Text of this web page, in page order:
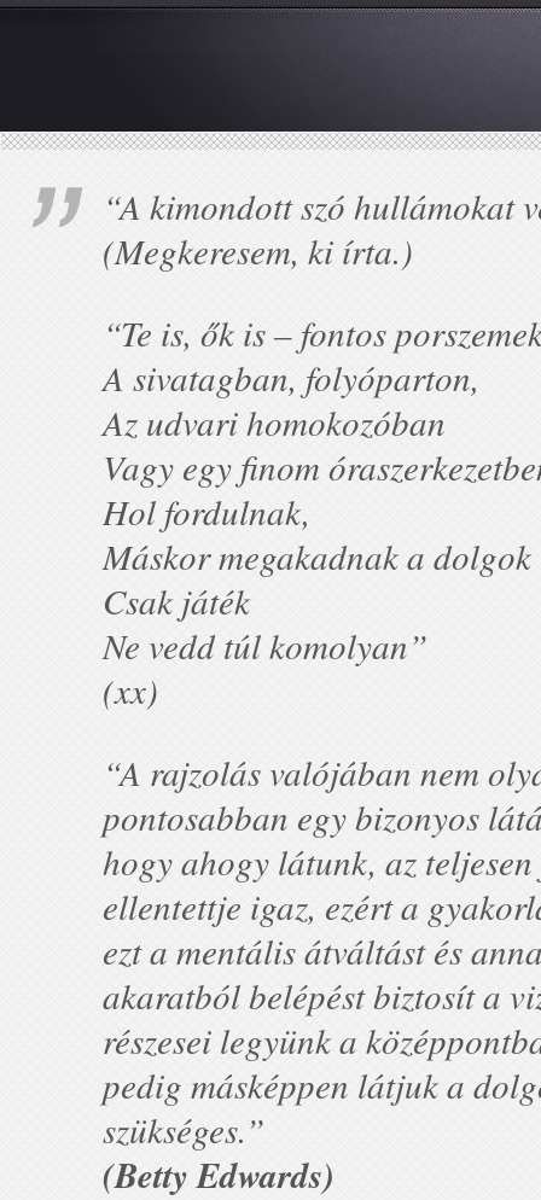
“A kimondott szó hullámokat
(Megkeresem, ki írta.)
“Te is, ők is – fontos
A sivatagban, folyóparton,
Az udvari homokozóban
Vagy egy finom
Hol fordulnak,
Máskor megakadnak a dolgok
Csak játék
Ne vedd túl komolyan”
(xx)
“A rajzolás valójában nem
pontosabban egy bizonyos
hogy ahogy látunk, az
ellentettje igaz, ezért a
ezt a mentális átváltást és
akaratból belépést biztosít a
részesei legyünk a
pedig másképpen látjuk a
szükséges.”
(Betty Edwards)